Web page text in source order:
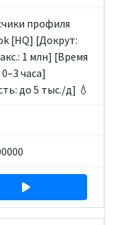
профиля
[HQ] [Докрут:
1 млн] [Время
часа]
до 5 тыс./д] 💧